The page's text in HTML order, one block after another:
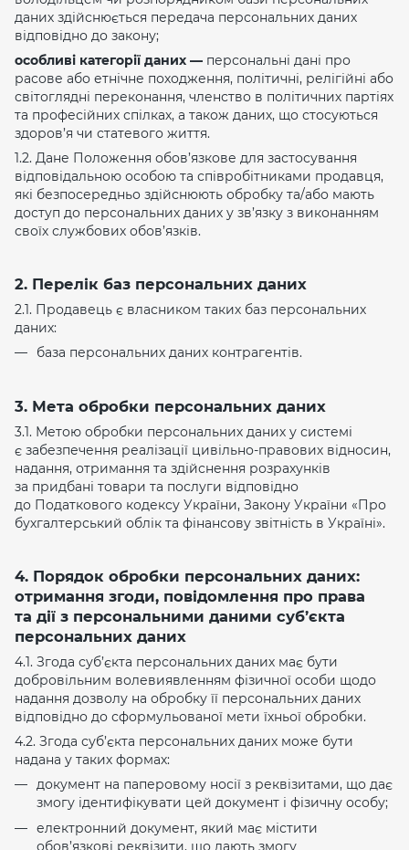
даних здійснюється передача персональних даних
відповідно до закону;
особливі категорії даних — персональні дані про
расове або етнічне походження, політичні, релігійні або
світоглядні переконання, членство в політичних партіях
та професійних спілках, а також даних, що стосуються
здоров’я чи статевого життя.
1.2. Дане Положення обов’язкове для застосування
відповідальною особою та співробітниками продавця,
які безпосередньо здійснюють обробку та/або мають
доступ до персональних даних у зв’язку з виконанням
своїх службових обов’язків.
2. Перелік баз персональних даних
2.1. Продавець є власником таких баз персональних
даних:
база персональних даних контрагентів.
3. Мета обробки персональних даних
3.1. Метою обробки персональних даних у системі
є забезпечення реалізації цивільно-правових відносин,
надання, отримання та здійснення розрахунків
за придбані товари та послуги відповідно
до Податкового кодексу України, Закону України «Про
бухгалтерський облік та фінансову звітність в Україні».
4. Порядок обробки персональних даних:
отримання згоди, повідомлення про права
та дії з персональними даними суб’єкта
персональних даних
4.1. Згода суб’єкта персональних даних має бути
добровільним волевиявленням фізичної особи щодо
надання дозволу на обробку її персональних даних
відповідно до сформульованої мети їхньої обробки.
4.2. Згода суб’єкта персональних даних може бути
надана у таких формах:
документ на паперовому носії з реквізитами, що дає
змогу ідентифікувати цей документ і фізичну особу;
електронний документ, який має містити
обов’язкові реквізити, що дають змогу